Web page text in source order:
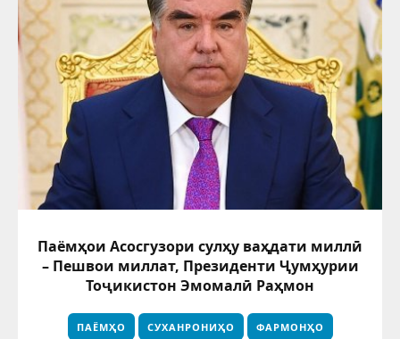
Паёмҳои Асосгузори сулҳу ваҳдати миллӣ
– Пешвои миллат, Президенти Ҷумҳурии
Тоҷикистон Эмомалӣ Раҳмон
ПАЁМҲО СУХАНРОНИҲО ФАРМОНҲО